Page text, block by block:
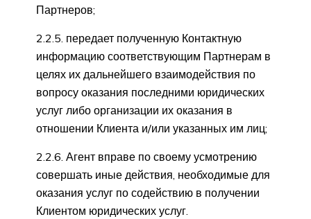
Партнеров;
2.2.5. передает полученную Контактную
информацию соответствующим Партнерам в
целях их дальнейшего взаимодействия по
вопросу оказания последними юридических
услуг либо организации их оказания в
отношении Клиента и/или указанных им лиц;
2.2.6. Агент вправе по своему усмотрению
совершать иные действия, необходимые для
оказания услуг по содействию в получении
Клиентом юридических услуг.